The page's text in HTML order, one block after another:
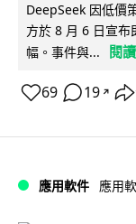
DeepSeek 因低價
方於 8 月 6 日宣布
幅。事件與...
閱
69 19 ↗
應用軟件 應用